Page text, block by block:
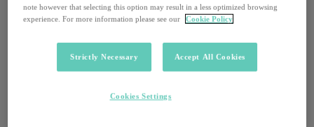
di stabilizzazione.
• Sanzioni economiche in caso di superamento dei
limiti quantitativi.
*Con l’entrata in vigore della legge di conversione
termine stipulati a partire dal 05/05/23 la possibilità
note however that selecting this option may result in a less optimized browsing
experience. For more information please see our
Cookie Policy
Strictly Necessary Accept All Cookies
Cookies Settings